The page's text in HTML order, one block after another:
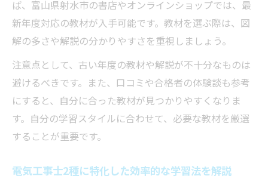
ば、富山県射水市の書店やオンラインショップでは、最
新年度対応の教材が入手可能です。教材を選ぶ際は、図
解の多さや解説の分かりやすさを重視しましょう。
注意点として、古い年度の教材や解説が不十分なものは
避けるべきです。また、口コミや合格者の体験談も参考
にすると、自分に合った教材が見つかりやすくなりま
す。自分の学習スタイルに合わせて、必要な教材を厳選
することが重要です。
電気工事士2種に特化した効率的な学習法を解説